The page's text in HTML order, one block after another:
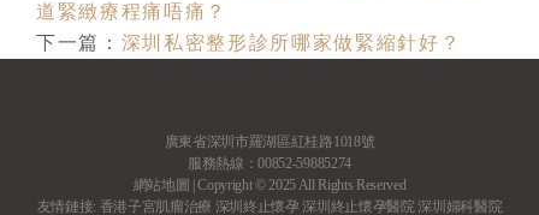
道緊緻療程痛唔痛？
下一篇： 深圳私密整形診所哪家做緊縮針好？
廣東省深圳市羅湖區紅桂路1018號
服務熱線：00852-59885274
網站地圖 | Copyright © 2025 All Rights Reserved
友情鏈接: 香港子宮肌瘤治療 深圳終止懷孕深圳終止懷孕醫院深圳婦科醫院